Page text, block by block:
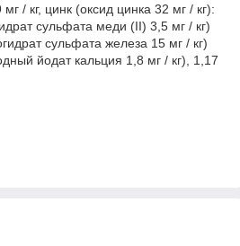
/ кг, цинк (оксид цинка 32 мг / кг):
сульфата меди (II) 3,5 мг / кг)
сульфата железа 15 мг / кг)
йодат кальция 1,8 мг / кг), 1,17